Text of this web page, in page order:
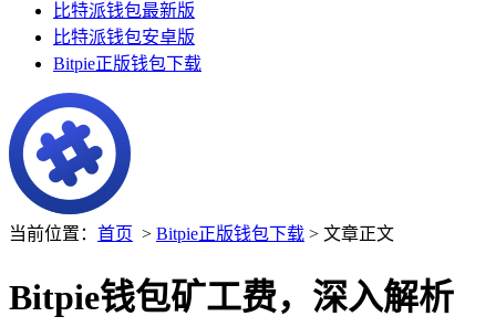
比特派钱包最新版
比特派钱包安卓版
Bitpie正版钱包下载
当前位置： 首页 > Bitpie正版钱包下载 > 文章正文
Bitpie钱包矿工费，深入解析